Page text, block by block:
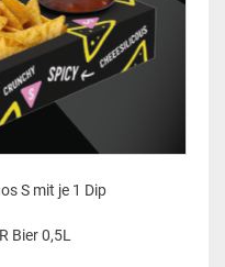
S mit je 1 Dip
Bier 0,5L